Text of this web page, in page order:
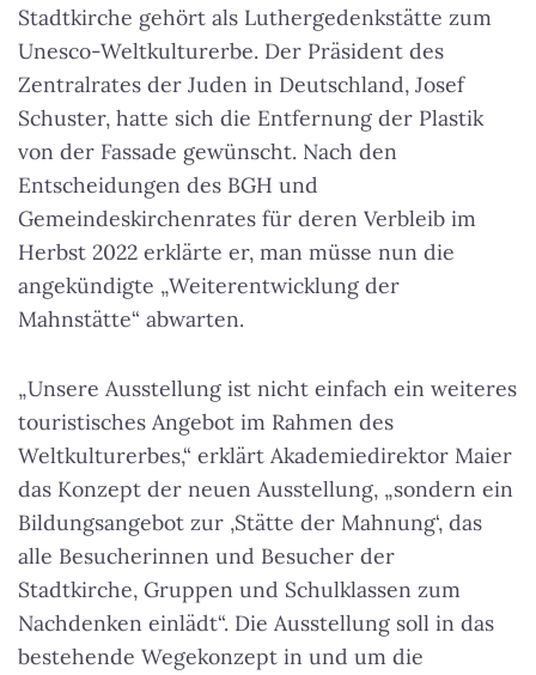
Stadtkirche gehört als Luthergedenkstätte zum
Unesco-Weltkulturerbe. Der Präsident des
Zentralrates der Juden in Deutschland, Josef
Schuster, hatte sich die Entfernung der Plastik
von der Fassade gewünscht. Nach den
Entscheidungen des BGH und
Gemeindeskirchenrates für deren Verbleib im
Herbst 2022 erklärte er, man müsse nun die
angekündigte „Weiterentwicklung der
Mahnstätte“ abwarten.
„Unsere Ausstellung ist nicht einfach ein weiteres
touristisches Angebot im Rahmen des
Weltkulturerbes,“ erklärt Akademiedirektor Maier
das Konzept der neuen Ausstellung, „sondern ein
Bildungsangebot zur ‚Stätte der Mahnung‘, das
alle Besucherinnen und Besucher der
Stadtkirche, Gruppen und Schulklassen zum
Nachdenken einlädt“. Die Ausstellung soll in das
bestehende Wegekonzept in und um die